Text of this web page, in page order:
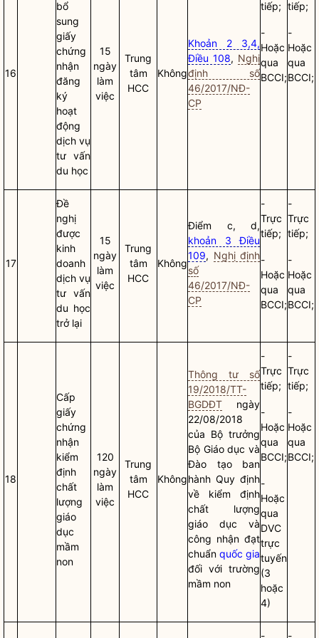
16
bổ
sung
giấy
chứng
nhận
đăng
ký
hoạt
động
dịch vụ
tư vấn
du học
15
ngày
làm
việc
Trung
tâm
HCC
Không
Khoản 2 3,4,
Điều 108, Nghị
định số
46/2017/NĐ-
CP
tiếp;
-
Hoặc
qua
BCCI;
tiếp;
-
Hoặc
qua
BCCI;
17
Đề
nghị
được
kinh
doanh
dịch vụ
tư vấn
du học
trở lại
15
ngày
làm
việc
Trung
tâm
HCC
Không
Điểm c, d,
khoản 3 Điều
109, Nghị định
số
46/2017/NĐ-
CP
-
Trực
tiếp;
-
Hoặc
qua
BCCI;
-
Trực
tiếp;
-
Hoặc
qua
BCCI;
18
Cấp
giấy
chứng
nhận
kiểm
định
chất
lượng
giáo
dục
mầm
non
120
ngày
làm
việc
Trung
tâm
HCC
Không
Thông tư số
19/2018/TT-
BGDĐT ngày
22/08/2018
của Bộ trưởng
Bộ Giáo dục và
Đào tạo ban
hành Quy định
về kiểm định
chất lượng
giáo dục và
công nhận đạt
chuẩn quốc gia
đối với trường
mầm non
-
Trực
tiếp;
-
Hoặc
qua
BCCI;
-
Hoặc
qua
DVC
trực
tuyến
(3
hoặc
4)
-
Trực
tiếp;
-
Hoặc
qua
BCCI;
-
-